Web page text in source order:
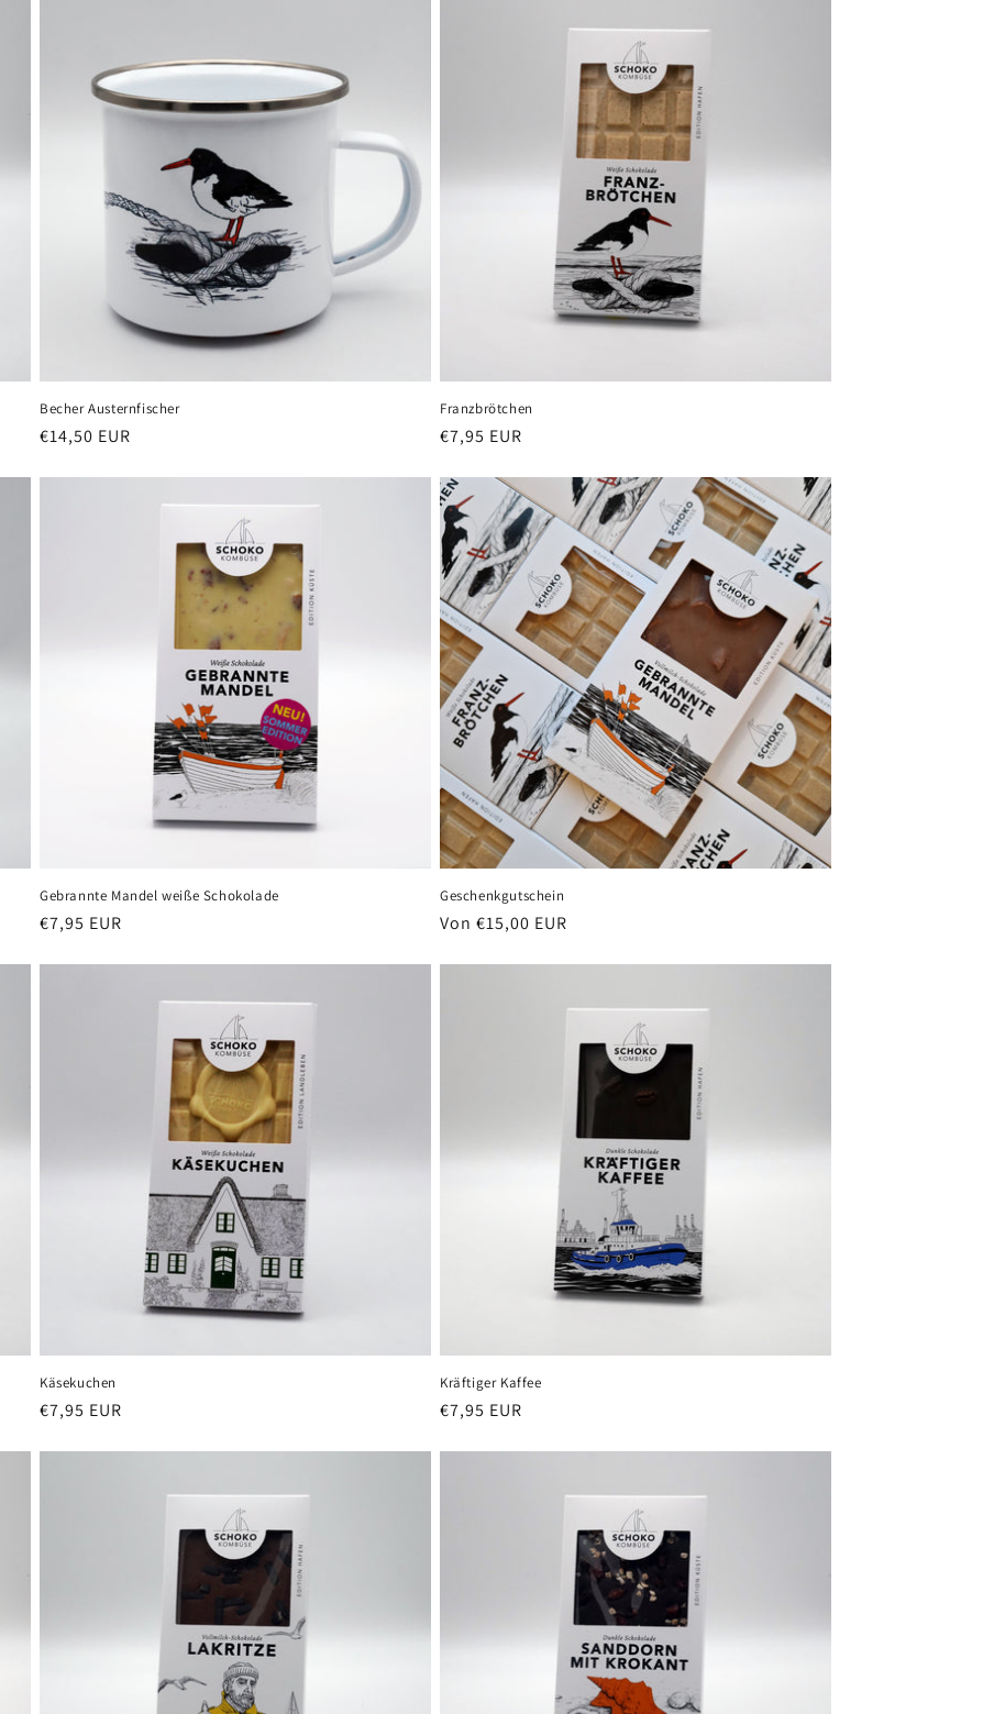
Becher Austernfischer
Normaler
€14,50 EUR
Franzbrötchen
Normaler
€7,95 EUR
Gebrannte Mandel weiße Schokolade
Normaler
€7,95 EUR
Geschenkgutschein
Normaler
Von €15,00 EUR
Käsekuchen
Normaler
€7,95 EUR
Kräftiger Kaffee
Normaler
€7,95 EUR